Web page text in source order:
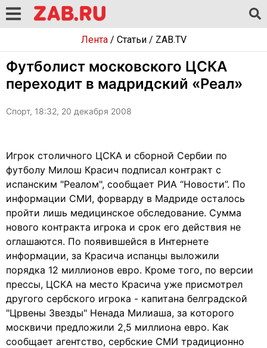
Лента/ Статьи/ ZAB.TV
Футболист московского ЦСКА
переходит в мадридский «Реал»
Спорт, 18:32, 20 декабря 2008
Игрок столичного ЦСКА и сборной Сербии по
футболу Милош Красич подписал контракт с
испанским "Реалом", сообщает РИА “Новости”. По
информации СМИ, форварду в Мадриде осталось
пройти лишь медицинское обследование. Сумма
нового контракта игрока и срок его действия не
оглашаются. По появившейся в Интернете
информации, за Красича испанцы выложили
порядка 12 миллионов евро. Кроме того, по версии
прессы, ЦСКА на место Красича уже присмотрел
другого сербского игрока - капитана белградской
"Црвены Звезды" Ненада Милиаша, за которого
москвичи предложили 2,5 миллиона евро. Как
сообщает агентство, сербские СМИ традиционно